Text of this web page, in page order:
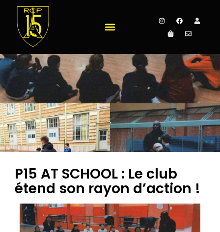
P15 AT SCHOOL : Le club
étend son rayon d’action !